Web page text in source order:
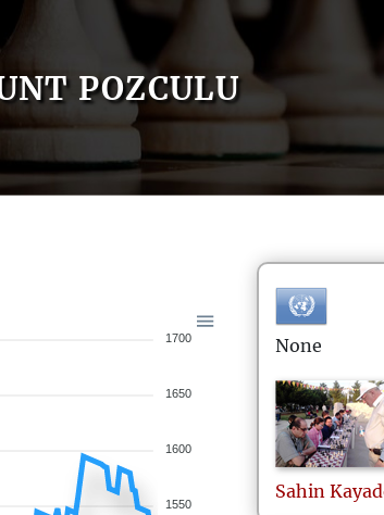
POZCULU
1700
1650
1600
1550
None
Sahin